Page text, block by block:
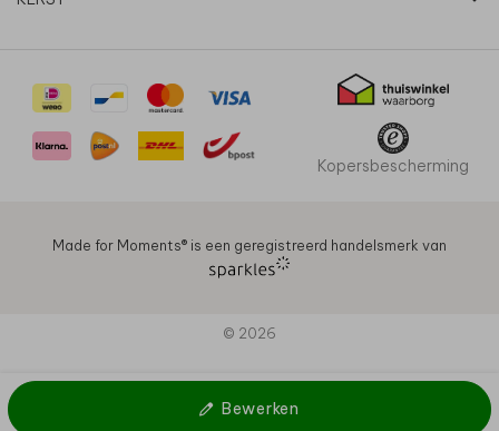
Bewerken
Kopersbescherming
Made for Moments®️ is een geregistreerd handelsmerk van
© 2026